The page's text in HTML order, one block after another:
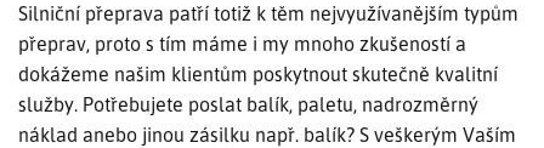
Silniční přeprava patří totiž k těm nejvyužívanějším typům
přeprav, proto s tím máme i my mnoho zkušeností a
dokážeme našim klientům poskytnout skutečně kvalitní
služby. Potřebujete poslat balík, paletu, nadrozměrný
náklad anebo jinou zásilku např. balík? S veškerým Vaším